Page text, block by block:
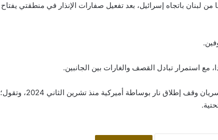
لبنان باتجاه إسرائيل، بعد تفعيل صفارات الإنذار في منطقتي يفتاح
مع استمرار تبادل القصف والغارات بين الجانبين.
وتواصل إسرائيل تنفيذ ضربات في لبنان، رغم سريان وقف إطلاق نار بوساطة أميركية منذ تشرين الثاني 2024، وتقول؛